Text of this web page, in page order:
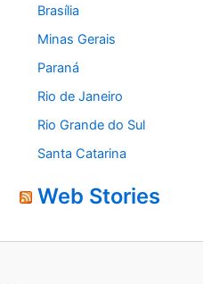
Brasília
Minas Gerais
Paraná
Rio de Janeiro
Rio Grande do Sul
Santa Catarina
Web Stories